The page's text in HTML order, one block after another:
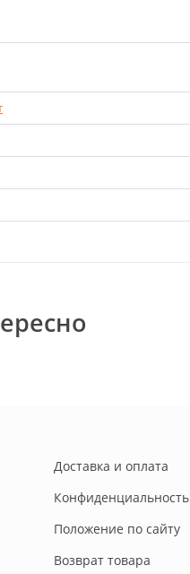
Доставка и оплата
Конфиденциальность
Положение по сайту
Возврат товара